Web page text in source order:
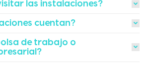
las instalaciones?
cuentan?
de trabajo o